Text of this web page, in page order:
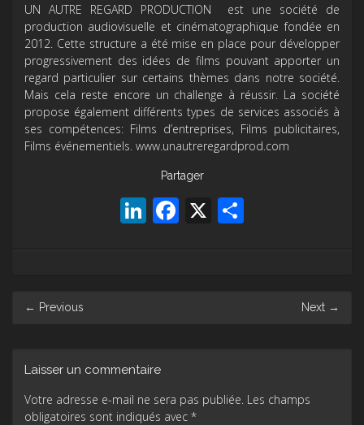
UN AUTRE REGARD PRODUCTION est une société de
production audiovisuelle et cinématographique fondée en
2012. Cette structure a été mise en place pour développer
progressivement des idées de films pouvant apporter un
regard particulier sur certains thèmes dans notre société.
Mais cela reste encore un challenge à réussir. La société
propose également différents types de services associés à
ses compétences: Films d’entreprises, Films publicitaires,
Films événementiels. www.unautreregardprod.com
Partager
LinkedIn
Facebook
X
navigation
← Previous Next →
Laisser un commentaire
Votre adresse e-mail ne sera pas publiée. Les champs
obligatoires sont indiqués avec *